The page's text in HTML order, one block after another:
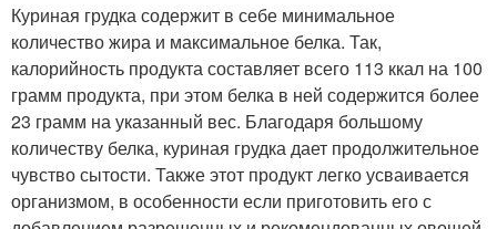
Куриная грудка содержит в себе минимальное
количество жира и максимальное белка. Так,
калорийность продукта составляет всего 113 ккал на 100
грамм продукта, при этом белка в ней содержится более
23 грамм на указанный вес. Благодаря большому
количеству белка, куриная грудка дает продолжительное
чувство сытости. Также этот продукт легко усваивается
организмом, в особенности если приготовить его с